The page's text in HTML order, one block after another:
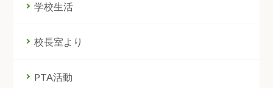
学校生活
校長室より
PTA活動